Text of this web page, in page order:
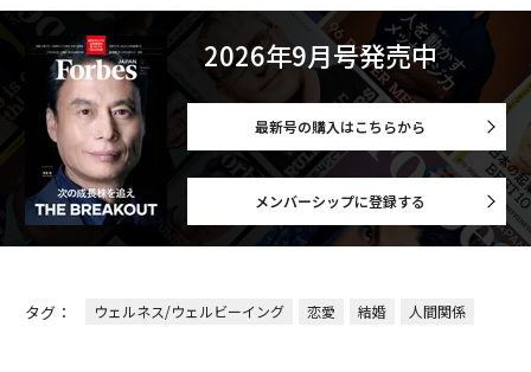
2026年9月号発売中
最新号の購入はこちらから
メンバーシップに登録する
タグ： ウェルネス/ウェルビーイング 恋愛 結婚 人間関係